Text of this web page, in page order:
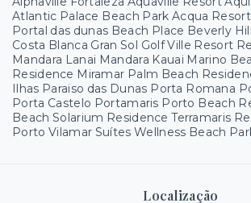
Atlantic Palace Beach Park Acqua
Portal das dunas Beach Place Beverly
Costa Blanca Gran Sol Golf Ville Resort
Mandara Lanai Mandara Kauai Marino
Residence Miramar Palm Beach
Ilhas Paraiso das Dunas Porta Romana
Porta Castelo Portamaris Porto Beach
Beach Solarium Residence Terramaris
Porto Vilamar Suítes Wellness Beach
Localização